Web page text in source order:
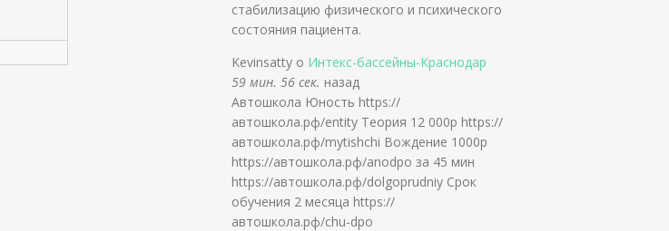
стабилизацию физического и психического
состояния пациента.
Kevinsatty о Интекс-бассейны-Краснодар
59 мин. 56 сек. назад
Автошкола Юность https://
автошкола.рф/entity Теория 12 000р https://
автошкола.рф/mytishchi Вождение 1000р
https://автошкола.рф/anodpo за 45 мин
https://автошкола.рф/dolgoprudniy Срок
обучения 2 месяца https://
автошкола.рф/chu-dpo